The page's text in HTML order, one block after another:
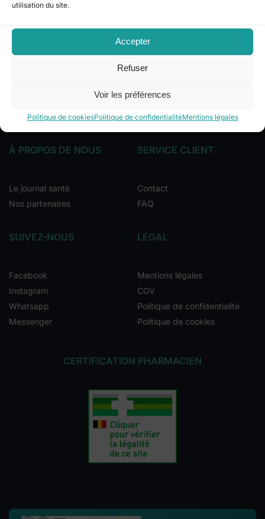
utilisation du site.
Accepter
Refuser
Voir les préférences
Politique de cookiesPolitique de confidentialitéMentions légales
Livraison partout en Belgique
Bénéficiez d’une livraison rapide partout en Belgique !
Remboursement garanti sous 14 jours
À PROPOS DE NOUS
Le journal santé
Nos partenaires
SERVICE CLIENT
Contact
FAQ
SUIVEZ-NOUS
Facebook
Instagram
Whatsapp
Messenger
LÉGAL
Mentions légales
CGV
Politique de confidentialité
Politique de cookies
CERTIFICATION PHARMACIEN